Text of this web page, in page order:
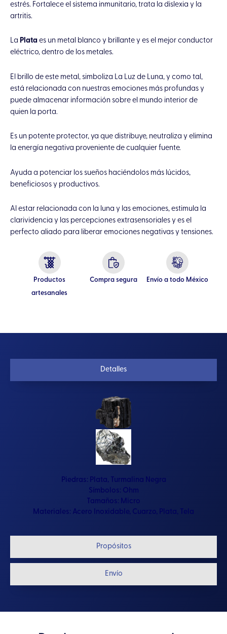
estrés. Fortalece el sistema inmunitario, trata la dislexia y la
artritis.
La Plata es un metal blanco y brillante y es el mejor conductor
eléctrico, dentro de los metales.
El brillo de este metal, simboliza La Luz de Luna, y como tal,
está relacionada con nuestras emociones más profundas y
puede almacenar información sobre el mundo interior de
quien la porta.
Es un potente protector, ya que distribuye, neutraliza y elimina
la energía negativa proveniente de cualquier fuente.
Ayuda a potenciar los sueños haciéndolos más lúcidos,
beneficiosos y productivos.
Al estar relacionada con la luna y las emociones, estimula la
clarividencia y las percepciones extrasensoriales y es el
perfecto aliado para liberar emociones negativas y tensiones.
Productos
artesanales
Compra segura Envío a todo México
Detalles
Propósitos
Envío
Piedras: Plata, Turmalina Negra
Símbolos: Ohm
Tamaños: Micro
Materiales: Acero Inoxidable, Cuarzo, Plata, Tela